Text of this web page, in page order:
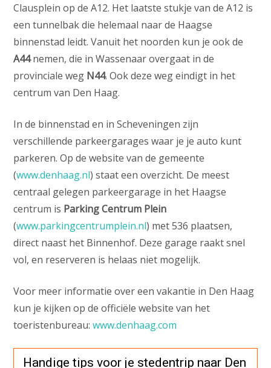
Clausplein op de A12. Het laatste stukje van de A12 is
een tunnelbak die helemaal naar de Haagse
binnenstad leidt. Vanuit het noorden kun je ook de
A44nemen, die in Wassenaar overgaat in de
provinciale weg N44. Ook deze weg eindigt in het
centrum van Den Haag.
In de binnenstad en in Scheveningen zijn
verschillende parkeergarages waar je je auto kunt
parkeren. Op de website van de gemeente
(www.denhaag.nl) staat een overzicht. De meest
centraal gelegen parkeergarage in het Haagse
centrum is Parking Centrum Plein
(www.parkingcentrumplein.nl) met 536 plaatsen,
direct naast het Binnenhof. Deze garage raakt snel
vol, en reserveren is helaas niet mogelijk.
Voor meer informatie over een vakantie in Den Haag
kun je kijken op de officiële website van het
toeristenbureau:www.denhaag.com
Handige tips voor je stedentrip naar Den